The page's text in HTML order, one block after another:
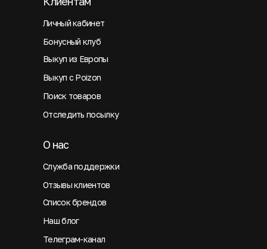
Личный кабинет
Бонусный клуб
Выкуп из Европы
Выкуп с Poizon
Поиск товаров
Отследить посылку
Служба поддержки
О нас
Отзывы клиентов
Список брендов
Наш блог
Телеграм-канал